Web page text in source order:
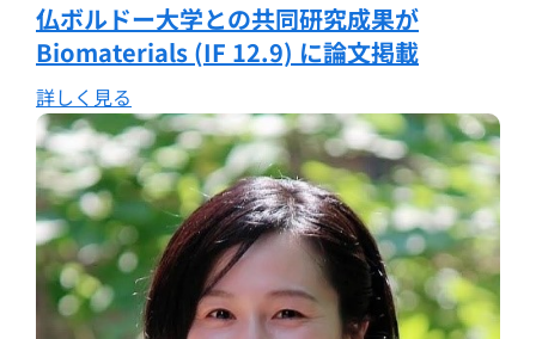
仏ボルドー大学との共同研究成果が
Biomaterials (IF 12.9) に論文掲載
詳しく見る